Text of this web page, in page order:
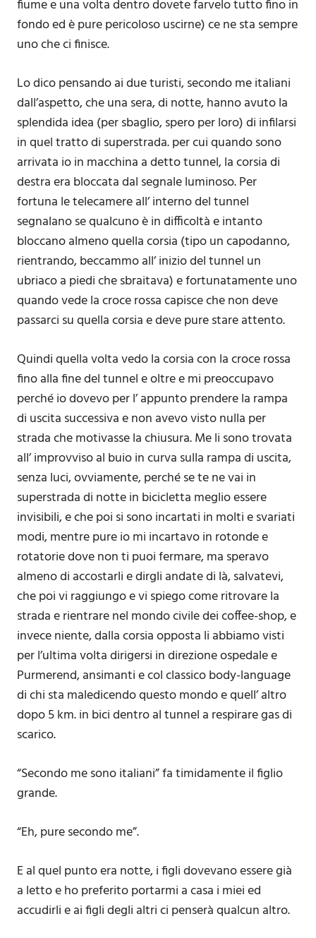
fiume e una volta dentro dovete farvelo tutto fino in
fondo ed è pure pericoloso uscirne) ce ne sta sempre
uno che ci finisce.
Lo dico pensando ai due turisti, secondo me italiani
dall’aspetto, che una sera, di notte, hanno avuto la
splendida idea (per sbaglio, spero per loro) di infilarsi
in quel tratto di superstrada. per cui quando sono
arrivata io in macchina a detto tunnel, la corsia di
destra era bloccata dal segnale luminoso. Per
fortuna le telecamere all’ interno del tunnel
segnalano se qualcuno è in difficoltà e intanto
bloccano almeno quella corsia (tipo un capodanno,
rientrando, beccammo all’ inizio del tunnel un
ubriaco a piedi che sbraitava) e fortunatamente uno
quando vede la croce rossa capisce che non deve
passarci su quella corsia e deve pure stare attento.
Quindi quella volta vedo la corsia con la croce rossa
fino alla fine del tunnel e oltre e mi preoccupavo
perché io dovevo per l’ appunto prendere la rampa
di uscita successiva e non avevo visto nulla per
strada che motivasse la chiusura. Me li sono trovata
all’ improvviso al buio in curva sulla rampa di uscita,
senza luci, ovviamente, perché se te ne vai in
superstrada di notte in bicicletta meglio essere
invisibili, e che poi si sono incartati in molti e svariati
modi, mentre pure io mi incartavo in rotonde e
rotatorie dove non ti puoi fermare, ma speravo
almeno di accostarli e dirgli andate di là, salvatevi,
che poi vi raggiungo e vi spiego come ritrovare la
strada e rientrare nel mondo civile dei coffee-shop, e
invece niente, dalla corsia opposta li abbiamo visti
per l’ultima volta dirigersi in direzione ospedale e
Purmerend, ansimanti e col classico body-language
di chi sta maledicendo questo mondo e quell’ altro
dopo 5 km. in bici dentro al tunnel a respirare gas di
scarico.
“Secondo me sono italiani” fa timidamente il figlio
grande.
“Eh, pure secondo me”.
E al quel punto era notte, i figli dovevano essere già
a letto e ho preferito portarmi a casa i miei ed
accudirli e ai figli degli altri ci penserà qualcun altro.